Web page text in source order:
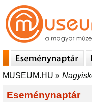
MUSEUM.HU »
Eseménynaptár